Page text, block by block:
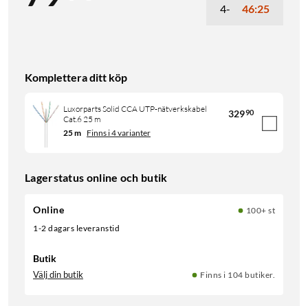
4-
46:25
Komplettera ditt köp
Luxorparts Solid CCA UTP-nätverkskabel
Cat.6 25 m
32990
25 m Finns i 4 varianter
Lagerstatus online och butik
Online
100+ st
1-2 dagars leveranstid
Butik
Välj din butik Finns i 104 butiker.